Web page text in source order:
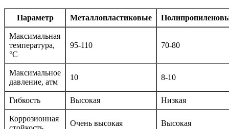
Параметр Металлопластиковые
Максимальная
температура,
°C
95-110 70-80
Максимальное
давление, атм
10 8-10
Гибкость Высокая Низкая
Коррозионная
Очень высокая Высокая